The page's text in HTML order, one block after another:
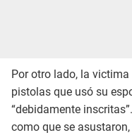
Por otro lado, la
pistolas que usó su
“debidamente
como que se